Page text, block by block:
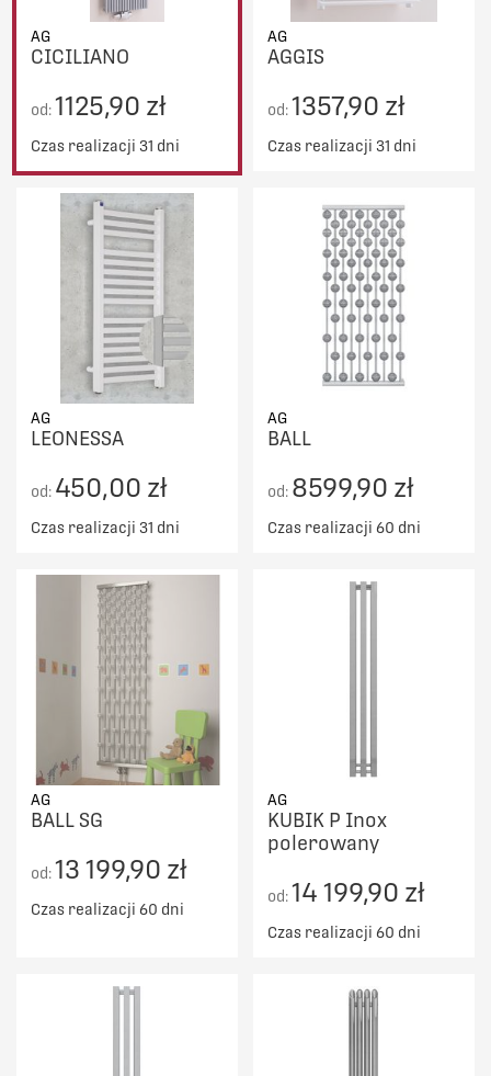
AG
CICILIANO
od:1125,90 zł
Czas realizacji 31 dni
AG
AGGIS
od:1357,90 zł
Czas realizacji 31 dni
AG
LEONESSA
od: 450,00 zł
Czas realizacji 31 dni
AG
BALL
od: 8599,90 zł
Czas realizacji 60 dni
AG
BALL SG
od:13 199,90 zł
Czas realizacji 60 dni
AG
KUBIK P Inox
polerowany
od:14 199,90 zł
Czas realizacji 60 dni